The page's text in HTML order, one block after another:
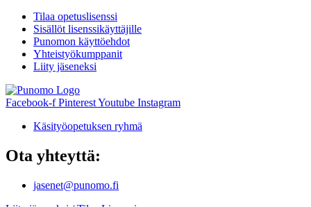
Tilaa opetuslisenssi
Sisällöt lisenssikäyttäjille
Punomon käyttöehdot
Yhteistyökumppanit
Liity jäseneksi
Facebook-f PinterestYoutube Instagram
Käsityöopetuksen ryhmä
Ota yhteyttä:
jasenet@punomo.fi